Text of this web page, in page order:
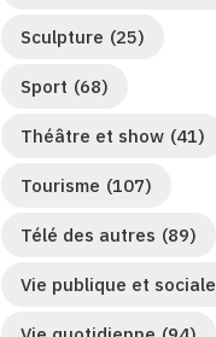
Sculpture (25)
Sport (68)
Théâtre et show (41)
Tourisme (107)
Télé des autres (89)
Vie publique et sociale